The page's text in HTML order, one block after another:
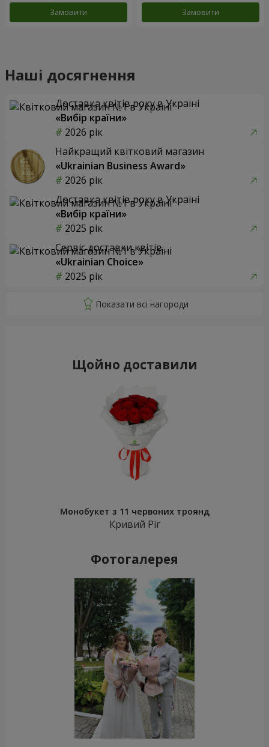
Замовити Замовити
Наші досягнення
Доставка квітів року в Україні
«Вибір країни»
2026 рік
Найкращий квітковий магазин
«Ukrainian Business Award»
2026 рік
Доставка квітів року в Україні
«Вибір країни»
2025 рік
Сервіс доставки квітів
«Ukrainian Choice»
2025 рік
Щойно доставили
Монобукет з 11 червоних троянд
Кривий Ріг
Фотогалерея